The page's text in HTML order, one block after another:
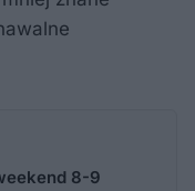
8-9